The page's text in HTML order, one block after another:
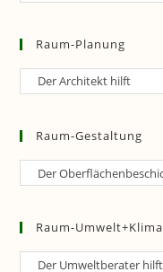
Raum-Planung
Raum-
Raum-Gestaltung
Raum-
Raum-Umwelt+Klima
Raum-